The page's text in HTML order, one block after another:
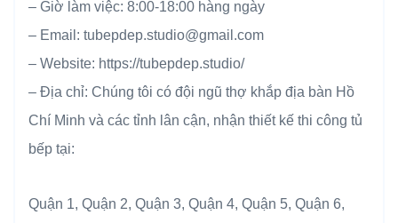
– Giờ làm việc: 8:00-18:00 hàng ngày
– Email: tubepdep.studio@gmail.com
– Website: https://tubepdep.studio/
– Địa chỉ: Chúng tôi có đội ngũ thợ khắp địa bàn Hồ
Chí Minh và các tỉnh lân cận, nhận thiết kế thi công tủ
bếp tại:
Quận 1, Quận 2, Quận 3, Quận 4, Quận 5, Quận 6,